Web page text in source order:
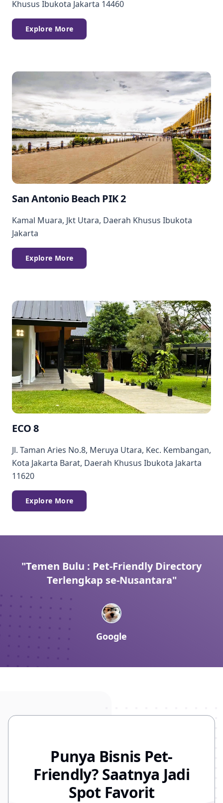
Khusus Ibukota Jakarta 14460
Explore More
San Antonio Beach PIK 2
Kamal Muara, Jkt Utara, Daerah Khusus Ibukota
Jakarta
Explore More
ECO 8
Jl. Taman Aries No.8, Meruya Utara, Kec. Kembangan,
Kota Jakarta Barat, Daerah Khusus Ibukota Jakarta
11620
Explore More
"Temen Bulu : Pet-Friendly Directory
Terlengkap se-Nusantara"
Google
Punya Bisnis Pet-
Friendly? Saatnya Jadi
Spot Favorit